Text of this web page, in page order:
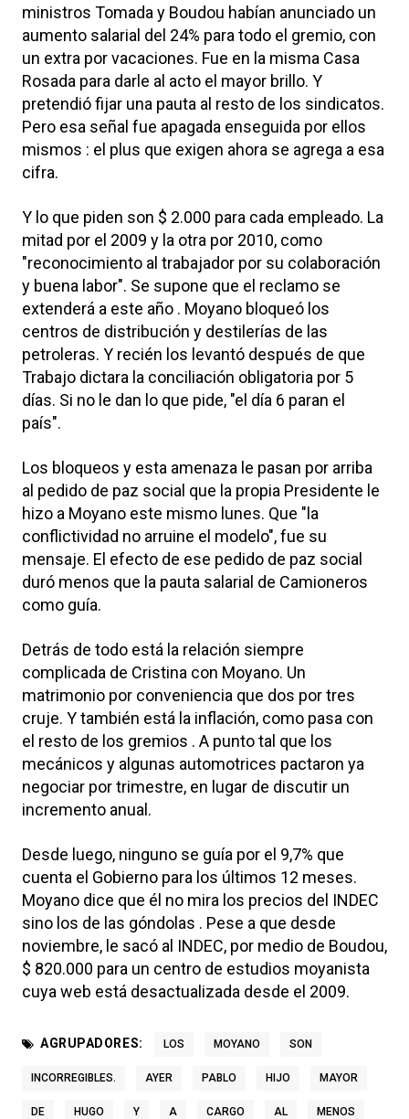
ministros Tomada y Boudou habían anunciado un
aumento salarial del 24% para todo el gremio, con
un extra por vacaciones. Fue en la misma Casa
Rosada para darle al acto el mayor brillo. Y
pretendió fijar una pauta al resto de los sindicatos.
Pero esa señal fue apagada enseguida por ellos
mismos : el plus que exigen ahora se agrega a esa
cifra.
Y lo que piden son $ 2.000 para cada empleado. La
mitad por el 2009 y la otra por 2010, como
"reconocimiento al trabajador por su colaboración
y buena labor". Se supone que el reclamo se
extenderá a este año . Moyano bloqueó los
centros de distribución y destilerías de las
petroleras. Y recién los levantó después de que
Trabajo dictara la conciliación obligatoria por 5
días. Si no le dan lo que pide, "el día 6 paran el
país".
Los bloqueos y esta amenaza le pasan por arriba
al pedido de paz social que la propia Presidente le
hizo a Moyano este mismo lunes. Que "la
conflictividad no arruine el modelo", fue su
mensaje. El efecto de ese pedido de paz social
duró menos que la pauta salarial de Camioneros
como guía.
Detrás de todo está la relación siempre
complicada de Cristina con Moyano. Un
matrimonio por conveniencia que dos por tres
cruje. Y también está la inflación, como pasa con
el resto de los gremios . A punto tal que los
mecánicos y algunas automotrices pactaron ya
negociar por trimestre, en lugar de discutir un
incremento anual.
Desde luego, ninguno se guía por el 9,7% que
cuenta el Gobierno para los últimos 12 meses.
Moyano dice que él no mira los precios del INDEC
sino los de las góndolas . Pese a que desde
noviembre, le sacó al INDEC, por medio de Boudou,
$ 820.000 para un centro de estudios moyanista
cuya web está desactualizada desde el 2009.
AGRUPADORES: LOS MOYANO SON
INCORREGIBLES. AYER PABLO HIJO MAYOR
DE HUGO Y A CARGO AL MENOS